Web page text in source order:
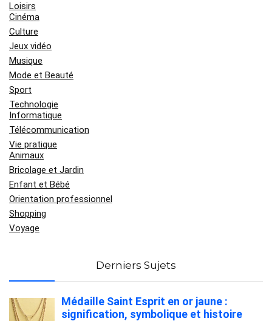
Loisirs
Cinéma
Culture
Jeux vidéo
Musique
Mode et Beauté
Sport
Technologie
Informatique
Télécommunication
Vie pratique
Animaux
Bricolage et Jardin
Enfant et Bébé
Orientation professionnel
Shopping
Voyage
Derniers Sujets
Médaille Saint Esprit en or jaune :
signification, symbolique et histoire